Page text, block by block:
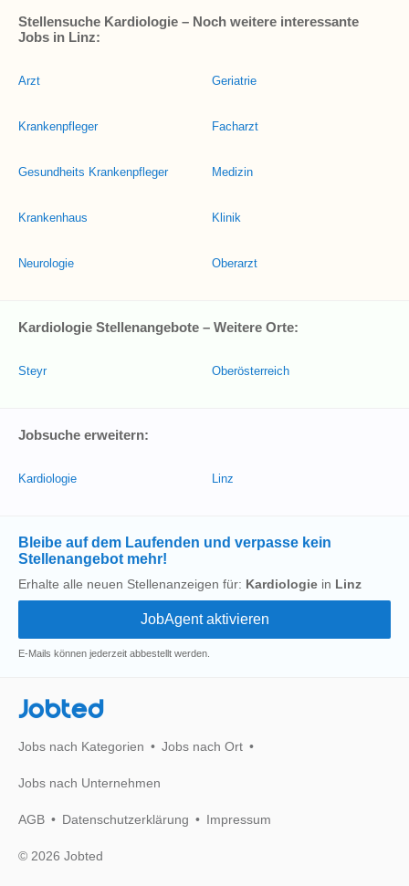
Stellensuche Kardiologie – Noch weitere interessante
Jobs in Linz:
Arzt
Krankenpfleger
Gesundheits Krankenpfleger
Krankenhaus
Neurologie
Geriatrie
Facharzt
Medizin
Klinik
Oberarzt
Kardiologie Stellenangebote – Weitere Orte:
Steyr Oberösterreich
Jobsuche erweitern:
Kardiologie Linz
Bleibe auf dem Laufenden und verpasse kein
Stellenangebot mehr!
Erhalte alle neuen Stellenanzeigen für: Kardiologie in Linz
E-Mails können jederzeit abbestellt werden.
Jobted
Jobs nach Kategorien Jobs nach Ort
Jobs nach Unternehmen
AGB Datenschutzerklärung Impressum
© 2026 Jobted